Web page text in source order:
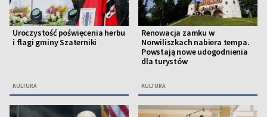
Uroczystość poświęcenia herbu
i flagi gminy Szaterniki
KULTURA
Renowacja zamku w
Norwiliszkach nabiera tempa.
Powstają nowe udogodnienia
dla turystów
KULTURA